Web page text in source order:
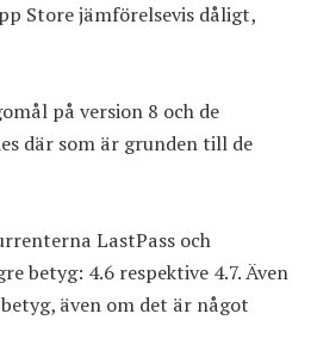
Store jämförelsevis dåligt,
på version 8 och de
där som är grunden till de
LastPass och
betyg: 4.6 respektive 4.7. Även
betyg, även om det är något